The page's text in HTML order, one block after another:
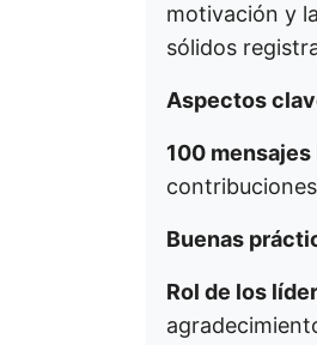
motivación y
sólidos
Aspectos
100
Buenas
Rol de los